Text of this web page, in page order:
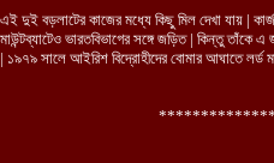
এই দুই বড়লাটের কাজের মধ্যে কিছু মিল দেখা যায় |
মাউন্টব্যাটেও ভারতবিভাগের সঙ্গে জড়িত | কিন্তু তাঁকে
| ১৯৭৯ সালে আইরিশ বিদ্রোহীদের বোমার আঘাতে লর্ড